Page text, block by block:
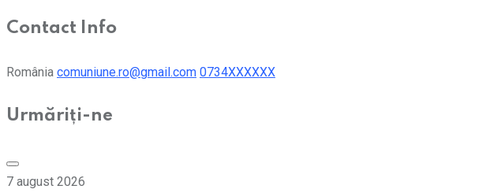
Contact Info
România comuniune.ro@gmail.com 0734XXXXXX
Urmăriți-ne
7 august 2026